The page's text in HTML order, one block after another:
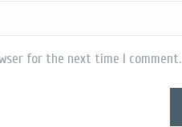
for the next time I comment.